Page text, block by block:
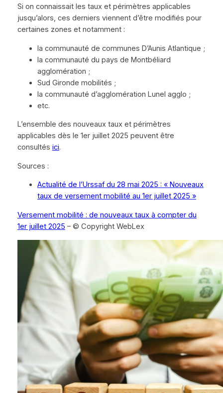
Si on connaissait les taux et périmètres applicables
jusqu’alors, ces derniers viennent d’être modifiés pour
certaines zones et notamment :
la communauté de communes D’Aunis Atlantique ;
la communauté du pays de Montbéliard
agglomération ;
Sud Gironde mobilités ;
la communauté d’agglomération Lunel agglo ;
etc.
L’ensemble des nouveaux taux et périmètres
applicables dès le 1er juillet 2025 peuvent être
consultés ici.
Sources :
Actualité de l’Urssaf du 28 mai 2025 : « Nouveaux
taux de versement mobilité au 1er juillet 2025 »
Versement mobilité : de nouveaux taux à compter du
1er juillet 2025 – © Copyright WebLex